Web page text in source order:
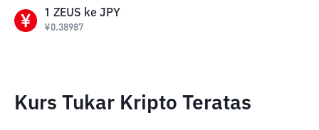
1 ZEUS ke JPY
¥0.38987
Kurs Tukar Kripto Teratas